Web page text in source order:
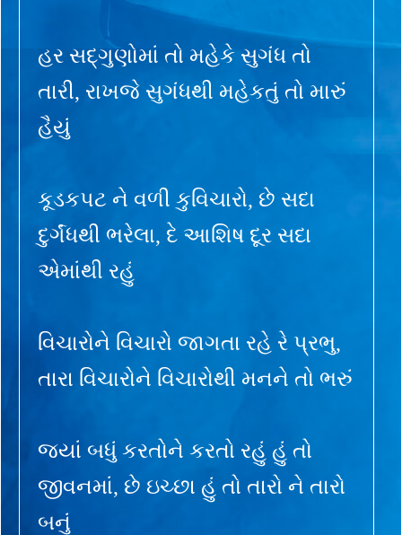
હર સદ્ગુણોમાં તો મહેકે સુગંધ તો
તારી, રાખજે સુગંધથી મહેકતું તો મારું
હૈયું
કૂડકપટ ને વળી કુવિચારો, છે સદા
દુર્ગંધથી ભરેલા, દે આશિષ દૂર સદા
એમાંથી રહું
વિચારોને વિચારો જાગતા રહે રે પ્રભુ,
તારા વિચારોને વિચારોથી મનને તો ભરું
જ્યાં બધું કરતોને કરતો રહું હું તો
જીવનમાં, છે ઇચ્છા હું તો તારો ને તારો
બનું